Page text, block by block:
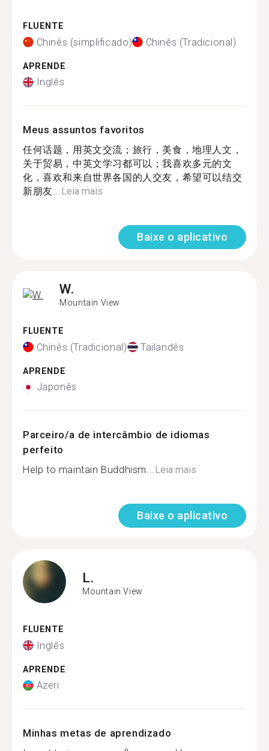
FLUENTE
Chinês (simplificado) Chinês (Tradicional)
APRENDE
Inglês
Meus assuntos favoritos
任何话题，用英文交流；旅行，美食，地理人文，
关于贸易，中英文学习都可以；我喜欢多元的文
化，喜欢和来自世界各国的人交友，希望可以结交
新朋友...Leia mais
Baixe o aplicativo
W.
Mountain View
FLUENTE
Chinês (Tradicional) Tailandês
APRENDE
Japonês
Parceiro/a de intercâmbio de idiomas
perfeito
Help to maintain Buddhism...Leia mais
Baixe o aplicativo
L.
Mountain View
FLUENTE
Inglês
APRENDE
Azeri
Minhas metas de aprendizado